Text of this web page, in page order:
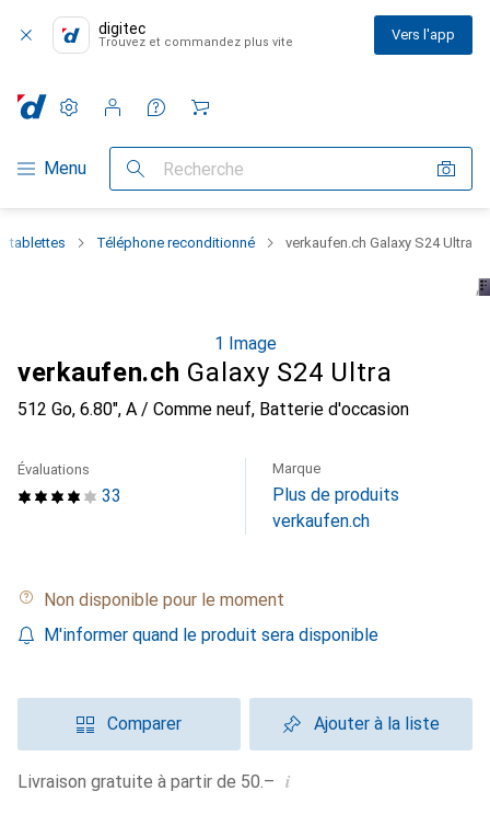
digitec
Trouvez et commandez plus vite Vers l'app
Navigation par catégorie
Menu Recherche
Paramètres
Compte client
Listes de comparaison
Listes d'envies
Panier
tablettes Téléphone reconditionné verkaufen.ch Galaxy S24 Ultra
1 Image
verkaufen.ch Galaxy S24 Ultra
512 Go, 6.80", A / Comme neuf, Batterie d'occasion
33
Évaluations Marque
Plus de produits
verkaufen.ch
Non disponible pour le moment
M'informer quand le produit sera disponible
Comparer Ajouter à la liste
Livraison gratuite à partir de 50.– i